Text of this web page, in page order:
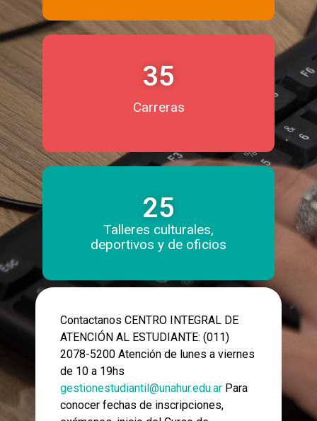
35
Carreras
25
Talleres culturales,
deportivos y de oficios
Contactanos CENTRO INTEGRAL DE
ATENCIÓN AL ESTUDIANTE: (011)
2078-5200 Atención de lunes a viernes
de 10 a 19hs
gestionestudiantil@unahur.edu.ar Para
conocer fechas de inscripciones,